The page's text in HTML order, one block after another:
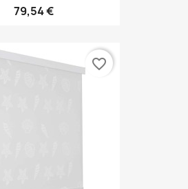
79,54 €
favorite_border